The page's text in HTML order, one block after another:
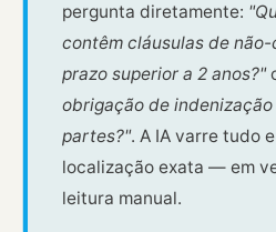
pergunta diretamente:
contêm cláusulas de
prazo superior a 2 anos?"
obrigação de
partes?". A IA varre tudo
localização exata — em
leitura manual.